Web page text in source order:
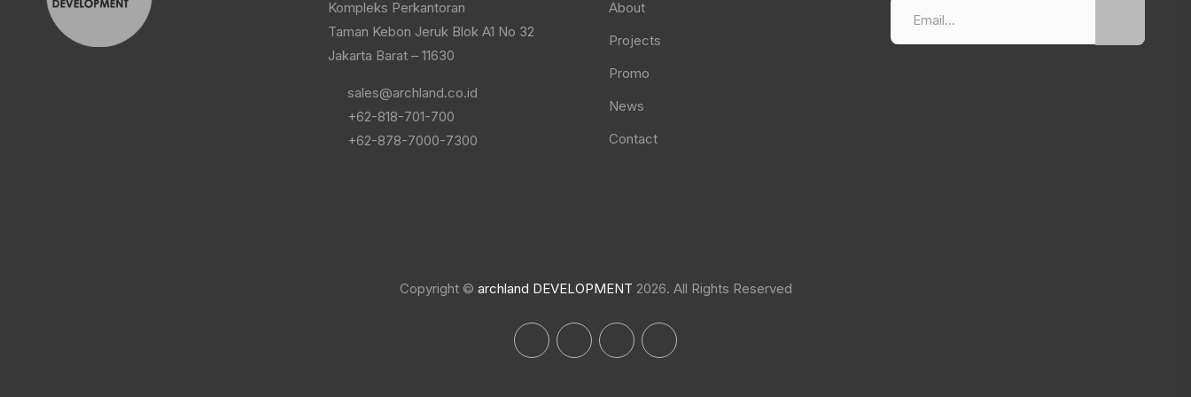
Kompleks Perkantoran
Taman Kebon Jeruk Blok A1 No 32
Jakarta Barat – 11630
sales@archland.co.id
+62-818-701-700
+62-878-7000-7300
About
Projects
Promo
News
Contact
Copyright © archland DEVELOPMENT 2026. All Rights Reserved